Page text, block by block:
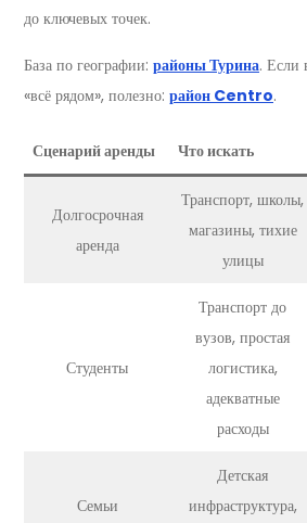
до ключевых точек.
База по географии: районы Турина. Если
«всё рядом», полезно: район Centro.
Сценарий аренды Что искать
Долгосрочная
аренда
Транспорт, школы,
магазины, тихие
улицы
Студенты
Транспорт до
вузов, простая
логистика,
адекватные
расходы
Семьи
Детская
инфраструктура,